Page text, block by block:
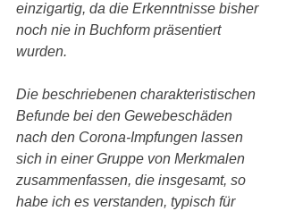
einzigartig, da die Erkenntnisse bisher
noch nie in Buchform präsentiert
wurden.
Die beschriebenen charakteristischen
Befunde bei den Gewebeschäden
nach den Corona-Impfungen lassen
sich in einer Gruppe von Merkmalen
zusammenfassen, die insgesamt, so
habe ich es verstanden, typisch für